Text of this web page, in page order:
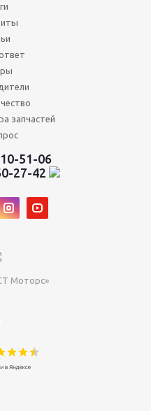
запчастей
51-06
27-42
Моторс»